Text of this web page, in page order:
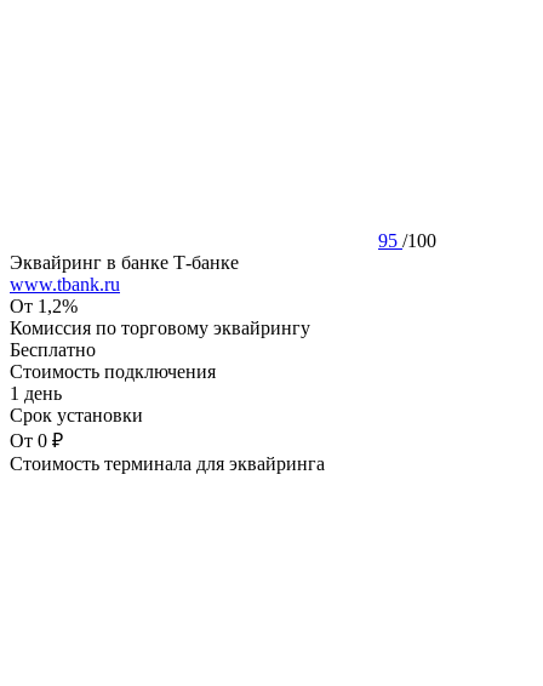
95 /100
Эквайринг в банке Т-банке
www.tbank.ru
От 1,2%
Комиссия по торговому эквайрингу
Бесплатно
Стоимость подключения
1 день
Срок установки
От 0 ₽
Стоимость терминала для эквайринга